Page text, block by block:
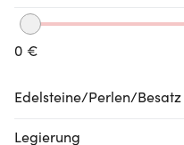
0 €
Edelsteine/Perlen/Besatz
Legierung